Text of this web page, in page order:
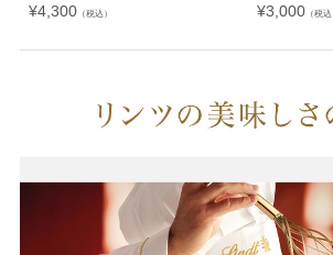
¥4,300（税込）
¥3,000（税込